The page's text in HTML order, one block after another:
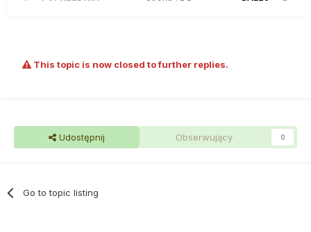
This topic is now closed to further replies.
Udostępnij Obserwujący 0
Go to topic listing